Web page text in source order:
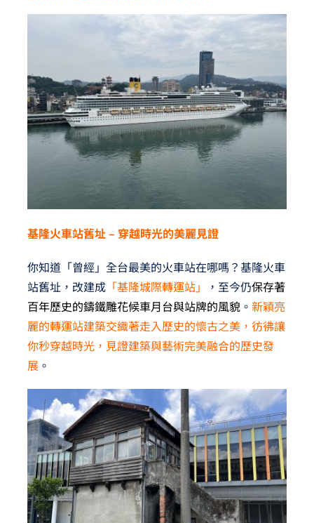
基隆火車站舊址 – 穿越時光的美麗見證
你知道「曾經」全台最美的火車站在哪嗎？基隆火車
站舊址，改建成「基隆城際轉運站」 ，至今仍保存著
百年歷史的鑄鐵雕花候車月台與站牌的風貌。 新穎亮
麗的轉運站建築交織著走入歷史的懷古之美，彷彿讓
你秒穿越時光，見證建築與藝術完美融合的歷史發
展。